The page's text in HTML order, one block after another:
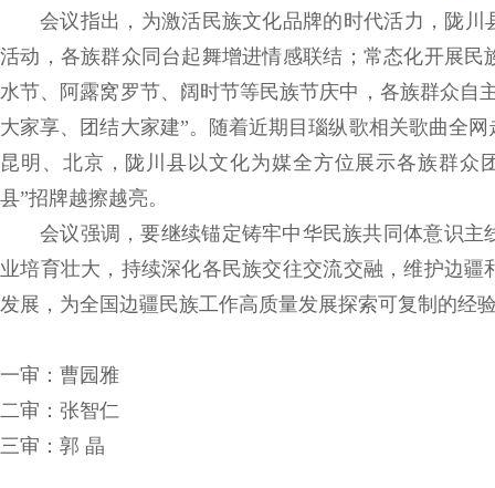
会议指出，为激活民族文化品牌的时代活力，陇
活动，各族群众同台起舞增进情感联结；常态化开展
水节、阿露窝罗节、阔时节等民族节庆中，各族群众自
大家享、团结大家建”。随着近期目瑙纵歌相关歌曲全
昆明、北京，陇川县以文化为媒全方位展示各族群众
县”招牌越擦越亮。
会议强调，要继续锚定铸牢中华民族共同体意识
业培育壮大，持续深化各民族交往交流交融，维护边
发展，为全国边疆民族工作高质量发展探索可复制的经
一审：曹园雅
二审：张智仁
三审：郭 晶